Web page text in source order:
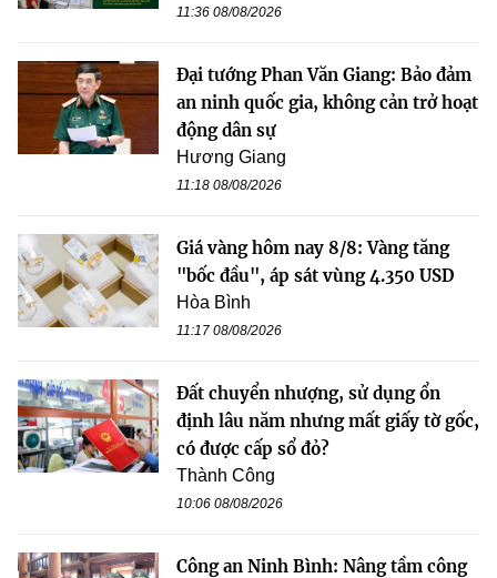
11:36 08/08/2026
Đại tướng Phan Văn Giang: Bảo đảm
an ninh quốc gia, không cản trở hoạt
động dân sự
Hương Giang
11:18 08/08/2026
Giá vàng hôm nay 8/8: Vàng tăng
"bốc đầu", áp sát vùng 4.350 USD
Hòa Bình
11:17 08/08/2026
Đất chuyển nhượng, sử dụng ổn
định lâu năm nhưng mất giấy tờ gốc,
có được cấp sổ đỏ?
Thành Công
10:06 08/08/2026
Công an Ninh Bình: Nâng tầm công